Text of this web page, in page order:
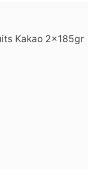
Kakao 2x185gr